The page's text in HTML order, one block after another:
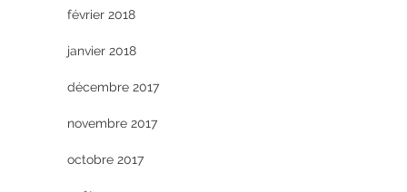
février 2018
janvier 2018
décembre 2017
novembre 2017
octobre 2017